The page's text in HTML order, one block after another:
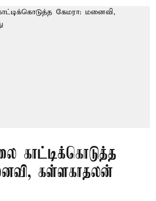
காட்டிக்கொடுத்த
கள்ளகாதலன்